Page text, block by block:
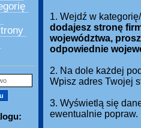
1. Wejdź w
dodajesz stronę
województwa,
odpowiednie
2. Na dole każdej
Wpisz adres Twojej
3. Wyświetlą się
ewentualnie popraw.